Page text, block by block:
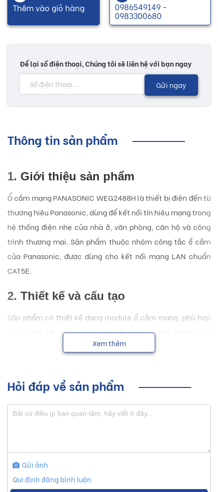
Thêm vào giỏ hàng 0986549149 -
0983300680
Để lại số điện thoại, Chúng tôi sẽ liên hệ với bạn ngay
Gửi ngay
Thông tin sản phẩm
1. Giới thiệu sản phẩm
Ổ cắm mạng PANASONIC WEG2488H là thiết bị điện đến từ
thương hiệu Panasonic, dùng để kết nối tín hiệu mạng trong
hệ thống điện nhẹ của nhà ở, văn phòng, căn hộ và công
trình thương mại. Sản phẩm thuộc nhóm công tắc ổ cắm
của Panasonic, được dùng cho kết nối mạng LAN chuẩn
CAT5E.
2. Thiết kế và cấu tạo
Sản phẩm có thiết kế dạng module ổ cắm mạng, phù hợp
lắp cùng hệ mặt công tắc ổ cắm tương thích của
Panasonic. Vỏ ngoài làm từ chất liệu nhựa cao cấp có khả
Xem thêm
Hỏi đáp về sản phẩm
Gửi ảnh
Qui định đăng bình luận